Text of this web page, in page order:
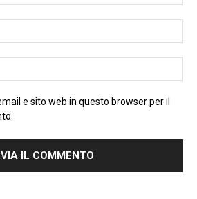
e sito web in questo browser per il